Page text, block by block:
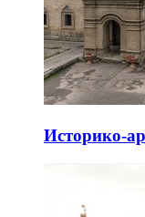
Историко-